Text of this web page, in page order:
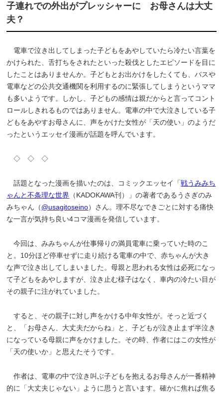
子連れでの外出がプレッシャーに お母さんは大丈
夫？
電車で泣き出してしまった子どもをあやしていたら冷たい言葉を
かけられた、舌打ちをされたといった殺伐としたエピソードを目に
したことはありませんか。子どもとお出かけをしたくても、バスや
電車などの公共交通機関を利用するのに緊張してしまうというママ
も多いようです。しかし、子どもの感情は親だからと言ってコント
ロールしきれるものではありません。電車の中で大泣きしている子
どもをあやすお母さんに、声をかけた女性が「天の使い」のようだ
ったというエッセイ漫画が話題を呼んでいます。
◇ ◇ ◇
話題となった漫画を描いたのは、コミックエッセイ「戦うみみち
ゃんと不条理な世界 （KADOKAWA刊）」の著者であるうさぎのみ
みちゃん（@usagitoseino）さん。理不尽なできごとに対する痛快
な一言が気持ち良い4コマ漫画を発信しています。
今回は、みみちゃんが仕事帰りの満員電車に乗っていた時のこ
と。10分ほど停車せずに走り続ける電車の中で、赤ちゃんが大き
な声で泣き出してしまいました。母親と思われる女性は必死になっ
て子どもをあやしますが、泣き止む様子はなく、車内の冷たい目が
その親子に注がれていました。
すると、その親子に対し声をかける中年女性が。そっと近づく
と、「お母さん、大丈夫だからね」と、子どもが泣き止まず半泣き
になっている母親に声をかけました。その時、作者にはこの女性が
「天の使いか」と思えたそうです。
作者は、電車の中で泣き叫ぶ子どもを抱えるお母さんが一番精神
的に「大丈夫じゃない」ように思うと言います。確かに焦れば焦る